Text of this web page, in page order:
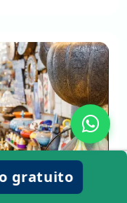
5 souvenir
gratuito